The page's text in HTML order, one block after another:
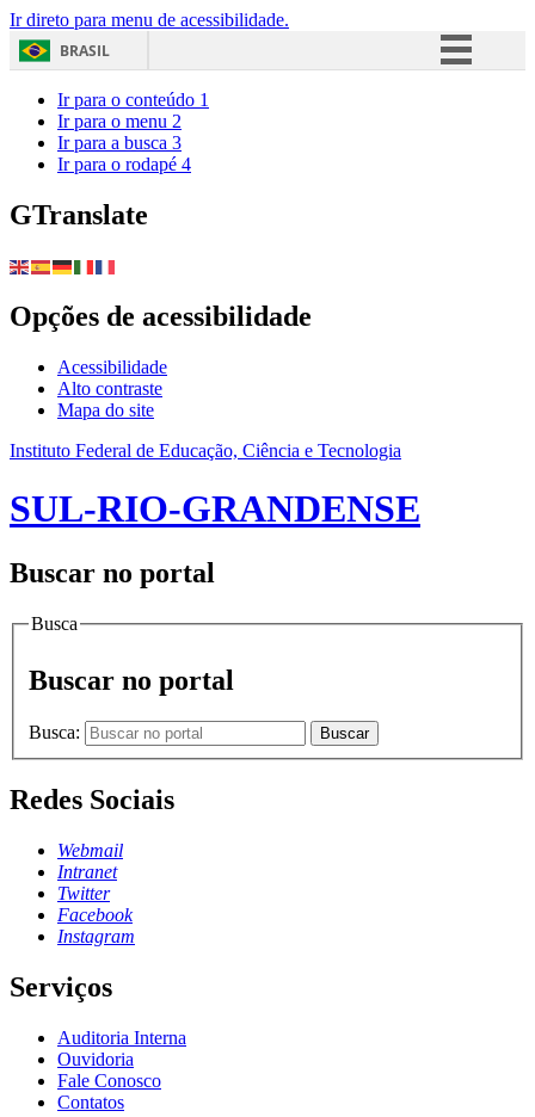
Ir direto para menu de acessibilidade.
BRASIL
Ir para o conteúdo 1
Ir para o menu 2
Ir para a busca 3
Ir para o rodapé 4
GTranslate
Opções de acessibilidade
Acessibilidade
Alto contraste
Mapa do site
Instituto Federal de Educação, Ciência e Tecnologia
SUL-RIO-GRANDENSE
Buscar no portal
Busca
Buscar no portal
Busca: Buscar
Redes Sociais
Webmail
Intranet
Twitter
Facebook
Instagram
Serviços
Auditoria Interna
Ouvidoria
Fale Conosco
Contatos